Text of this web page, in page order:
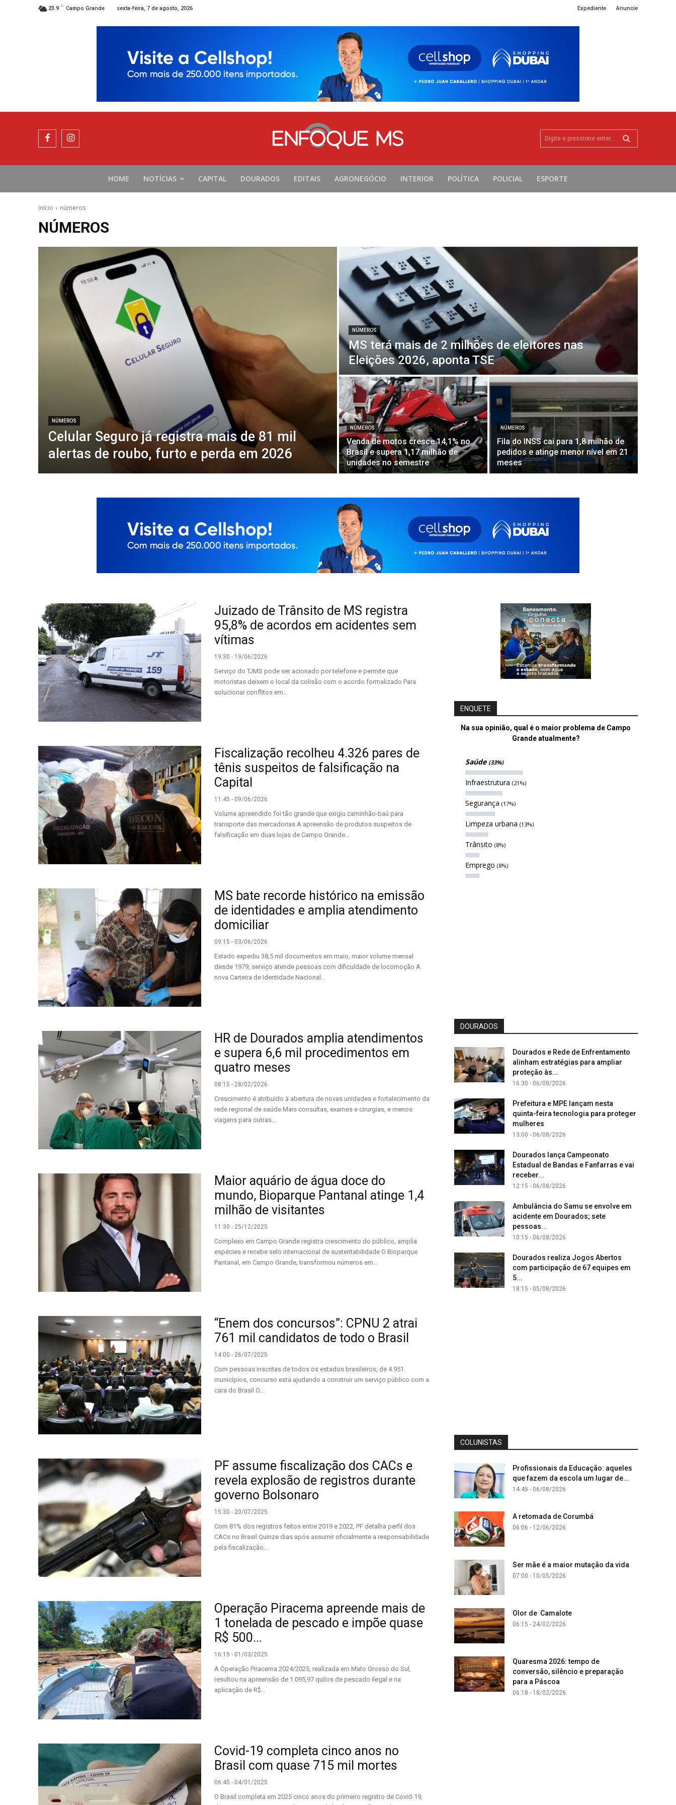
23.9 C Campo Grande sexta-feira, 7 de agosto, 2026 Expediente Anuncie
Digite e pressione enter...
HOME NOTÍCIAS CAPITAL DOURADOS EDITAIS AGRONEGÓCIO INTERIOR POLÍTICA POLICIAL ESPORTE
Início números
NÚMEROS
NÚMEROS
Celular Seguro já registra mais de 81 mil
alertas de roubo, furto e perda em 2026
NÚMEROS
MS terá mais de 2 milhões de eleitores nas
Eleições 2026, aponta TSE
NÚMEROS
Venda de motos cresce 14,1% no
Brasil e supera 1,17 milhão de
unidades no semestre
NÚMEROS
Fila do INSS cai para 1,8 milhão de
pedidos e atinge menor nível em 21
meses
Juizado de Trânsito de MS registra
95,8% de acordos em acidentes sem
vítimas
19:30 - 19/06/2026
Serviço do TJMS pode ser acionado por telefone e permite que
motoristas deixem o local da colisão com o acordo formalizado Para
solucionar conflitos em...
Fiscalização recolheu 4.326 pares de
tênis suspeitos de falsificação na
Capital
11:45 - 09/06/2026
Volume apreendido foi tão grande que exigiu caminhão-baú para
transporte das mercadorias A apreensão de produtos suspeitos de
falsificação em duas lojas de Campo Grande...
MS bate recorde histórico na emissão
de identidades e amplia atendimento
domiciliar
09:15 - 03/06/2026
Estado expediu 38,5 mil documentos em maio, maior volume mensal
desde 1979; serviço atende pessoas com dificuldade de locomoção A
nova Carteira de Identidade Nacional...
HR de Dourados amplia atendimentos
e supera 6,6 mil procedimentos em
quatro meses
08:15 - 28/02/2026
Crescimento é atribuído à abertura de novas unidades e fortalecimento da
rede regional de saúde Mais consultas, exames e cirurgias, e menos
viagens para outras...
Maior aquário de água doce do
mundo, Bioparque Pantanal atinge 1,4
milhão de visitantes
11:30 - 25/12/2025
Complexo em Campo Grande registra crescimento do público, amplia
espécies e recebe selo internacional de sustentabilidade O Bioparque
Pantanal, em Campo Grande, transformou números em...
“Enem dos concursos”: CPNU 2 atrai
761 mil candidatos de todo o Brasil
14:00 - 26/07/2025
Com pessoas inscritas de todos os estados brasileiros, de 4.951
municípios, concurso está ajudando a construir um serviço público com a
cara do Brasil O...
PF assume fiscalização dos CACs e
revela explosão de registros durante
governo Bolsonaro
15:30 - 20/07/2025
Com 81% dos registros feitos entre 2019 e 2022, PF detalha perfil dos
CACs no Brasil Quinze dias após assumir oficialmente a responsabilidade
pela fiscalização...
Operação Piracema apreende mais de
1 tonelada de pescado e impõe quase
R$ 500...
16:15 - 01/03/2025
A Operação Piracema 2024/2025, realizada em Mato Grosso do Sul,
resultou na apreensão de 1.095,97 quilos de pescado ilegal e na
aplicação de R$...
Covid-19 completa cinco anos no
Brasil com quase 715 mil mortes
06:45 - 04/01/2025
O Brasil completa em 2025 cinco anos do primeiro registro de Covid-19,
ENQUETE
Na sua opinião, qual é o maior problema de Campo
Grande atualmente?
Saúde (33%)
Infraestrutura (21%)
Segurança (17%)
Limpeza urbana (13%)
Trânsito (8%)
Emprego (8%)
DOURADOS
Dourados e Rede de Enfrentamento
alinham estratégias para ampliar
proteção às...
16:30 - 06/08/2026
Prefeitura e MPE lançam nesta
quinta-feira tecnologia para proteger
mulheres
13:00 - 06/08/2026
Dourados lança Campeonato
Estadual de Bandas e Fanfarras e vai
receber...
12:15 - 06/08/2026
Ambulância do Samu se envolve em
acidente em Dourados; sete
pessoas...
10:15 - 06/08/2026
Dourados realiza Jogos Abertos
com participação de 67 equipes em
5...
18:15 - 05/08/2026
COLUNISTAS
Profissionais da Educação: aqueles
que fazem da escola um lugar de...
14:45 - 06/08/2026
A retomada de Corumbá
06:06 - 12/06/2026
Ser mãe é a maior mutação da vida
07:00 - 10/05/2026
Olor de Camalote
06:15 - 24/02/2026
Quaresma 2026: tempo de
conversão, silêncio e preparação
para a Páscoa
06:18 - 18/02/2026